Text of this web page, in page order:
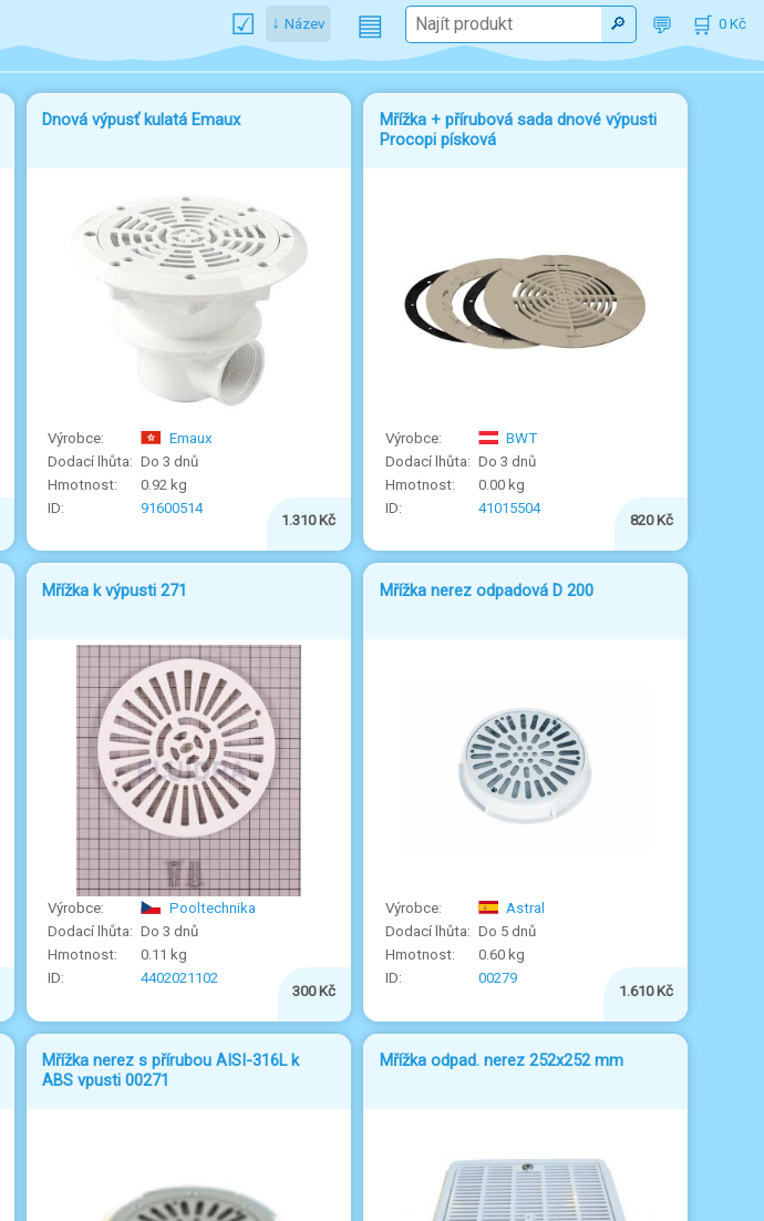
Dnová výpusť kulatá Emaux
Emaux
Do 3 dnů
0.92 kg
91600514
1.310 Kč
Mřížka + přírubová sada dnové výpusti
Procopi písková
BWT
Do 3 dnů
0.00 kg
41015504
820 Kč
Mřížka k výpusti 271
Pooltechnika
Do 3 dnů
0.11 kg
4402021102
300 Kč
Mřížka nerez odpadová D 200
Astral
Do 5 dnů
0.60 kg
00279
1.610 Kč
Mřížka nerez s přírubou AISI-316L k
ABS vpusti 00271
Mřížka odpad. nerez 252x252 mm
Název ▤ 0